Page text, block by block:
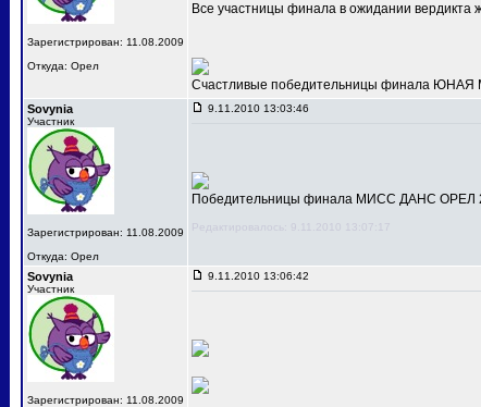
Зарегистрирован: 11.08.2009
Откуда: Орел
Все участницы финала в ожидании вердикта
Счастливые победительницы финала ЮНАЯ
Sovynia
Участник
Зарегистрирован: 11.08.2009
Откуда: Орел
9.11.2010 13:03:46
Победительницы финала МИСС ДАНС ОРЕЛ
Редактировалось: 9.11.2010 13:07:17
Sovynia
Участник
Зарегистрирован: 11.08.2009
9.11.2010 13:06:42